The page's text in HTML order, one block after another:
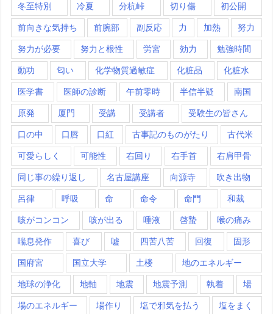
冬至特別 冷夏 分杭峠 切り傷 初公開
前向きな気持ち 前腕部 副反応 力 加熱 努力
努力が必要 努力と根性 労宮 効力 勉強時間
動功 匂い 化学物質過敏症 化粧品 化粧水
医学書 医師の診断 午前零時 半信半疑 南国
原発 厦門 受講 受講者 受験生の皆さん
口の中 口唇 口紅 古事記のものがたり 古代米
可愛らしく 可能性 右回り 右手首 右肩甲骨
同じ事の繰り返し 名古屋講座 向源寺 吹き出物
呂律 呼吸 命 命令 命門 和裁
咳がコンコン 咳が出る 唾液 啓蟄 喉の痛み
喘息発作 喜び 嘘 四苦八苦 回復 固形
国府宮 国立大学 土楼 地のエネルギー
地球の浄化 地軸 地震 地震予測 執着 場
場のエネルギー 場作り 塩で邪気を払う 塩をまく